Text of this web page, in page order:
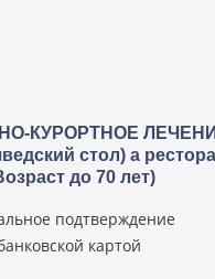
КУРОРТНОЕ
стол) а
до 70 лет)
подтверждение
картой